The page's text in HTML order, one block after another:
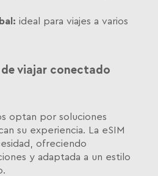
ideal para viajes a varios
viajar conectado
optan por soluciones
su experiencia. La eSIM
ofreciendo
y adaptada a un estilo